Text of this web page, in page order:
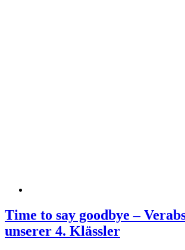
Time to say goodbye –
unserer 4. Klässler